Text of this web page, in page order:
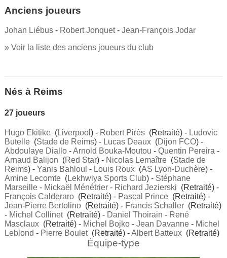
Anciens joueurs
Johan Liébus- Robert Jonquet- Jean-François Jodar
» Voir la liste des anciens joueurs du club
Nés à Reims
27 joueurs
Hugo Ekitike(Liverpool ) - Robert Pirès(Retraité) - Ludovic
Butelle(Stade de Reims) - Lucas Deaux(Dijon FCO) -
Abdoulaye Diallo-Arnold Bouka-Moutou - Quentin Pereira -
Arnaud Balijon (Red Star) - Nicolas Lemaître(Stade de
Reims) - Yanis Bahloul - Louis Roux(AS Lyon-Duchère) -
Amine Lecomte(Lekhwiya Sports Club) - Stéphane
Marseille- Mickaël Ménétrier- Richard Jezierski (Retraité) -
François Calderaro(Retraité) - Pascal Prince(Retraité) -
Jean-Pierre Bertolino(Retraité) - Francis Schaller(Retraité)
- Michel Collinet(Retraité) - Daniel Thoirain - René
Masclaux(Retraité) - Michel Bojko- Jean Davanne- Michel
Leblond - Pierre Boulet(Retraité) -Albert Batteux(Retraité)
Équipe-type